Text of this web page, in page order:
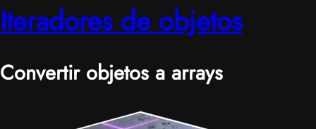
Iteradores de objetos
Convertir objetos a arrays